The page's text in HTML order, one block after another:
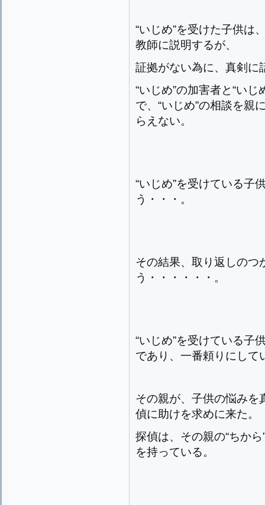
“いじめ”を受けた子供は
教師に説明するが、
証拠がない為に、真剣に
“いじめ”の加害者と“い
で、“いじめ”の相談を親
らえない。
“いじめ”を受けている子
う・・・。
その結果、取り返しのつ
う・・・・・・。
“いじめ”を受けている子
であり、一番頼りにして
その親が、子供の悩みを
偵に助けを求めに来た。
探偵は、その親の“ちか
を持っている。